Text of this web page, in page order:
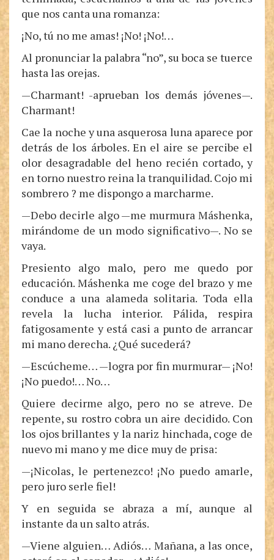
que nos canta una romanza:
¡No, tú no me amas! ¡No! ¡No!…
Al pronunciar la palabra “no”, su boca se tuerce
hasta las orejas.
—Charmant! -aprueban los demás jóvenes—.
Charmant!
Cae la noche y una asquerosa luna aparece por
detrás de los árboles. En el aire se percibe el
olor desagradable del heno recién cortado, y
en torno nuestro reina la tranquilidad. Cojo mi
sombrero ? me dispongo a marcharme.
—Debo decirle algo —me murmura Máshenka,
mirándome de un modo significativo—. No se
vaya.
Presiento algo malo, pero me quedo por
educación. Máshenka me coge del brazo y me
conduce a una alameda solitaria. Toda ella
revela la lucha interior. Pálida, respira
fatigosamente y está casi a punto de arrancar
mi mano derecha. ¿Qué sucederá?
—Escúcheme… —logra por fin murmurar— ¡No!
¡No puedo!… No…
Quiere decirme algo, pero no se atreve. De
repente, su rostro cobra un aire decidido. Con
los ojos brillantes y la nariz hinchada, coge de
nuevo mi mano y me dice muy de prisa:
—¡Nicolas, le pertenezco! ¡No puedo amarle,
pero juro serle fiel!
Y en seguida se abraza a mí, aunque al
instante da un salto atrás.
—Viene alguien… Adiós… Mañana, a las once,